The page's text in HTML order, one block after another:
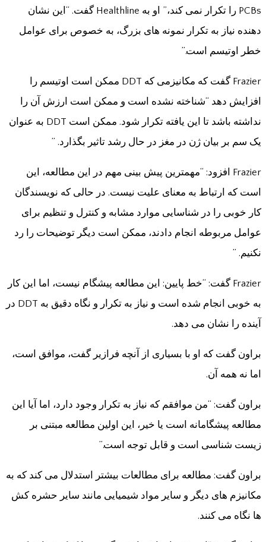
PCBs را تکرار نمی کند،” او به Healthline گفت. “این نشان
دهنده نیاز به تکرار نمونه های بزرگ، به خصوص برای عوامل
خطر اوتیسم است.”
Frazier گفت که مکانیزمی که DDT ممکن است اوتیسم را
افزایش دهد “شناخته نشده است و ممکن است ارزش آن را
نداشته باشد تا این یافته تکرار شود. ممکن است DDT به عنوان
یک سم بر بیان ژن در مغز در حال رشد تاثیر بگذارد. ”
Frazier افزود: “مهمترین پیش بینی مهم در این مطالعه، این
است که ارتباط به معنای علیت نیست. در حالی که نویسندگان
کار خوبی را در شناسایی موارد مشابه و کنترل و تنظیم برای
عوامل مربوطه انجام دادند، ممکن است دیگر توضیحات را رد
نکنیم. ”
Frazier گفت: “خط پایین: این مطالعه پیشگام نیست، اما این کار
به خوبی انجام شده است و نیاز به تکرار و نگاه دقیق به DDT در
آینده را نشان می دهد.
براون گفت که او با بسیاری از آنچه فرازیر گفت، موافق است،
اما نه همه آن.
براون گفت: “من موافقم که نیاز به تکرار وجود دارد، اما آیا این
مطالعه پیشگامانه است یا خیر، این اولین مطالعه مبتنی بر
زیست شناسی است و قابل توجه است.”
براون گفت: مطالعه برای مطالعات بیشتر استدلال می کند که به
مکانیزم های دیگر و سایر مواد شیمیایی مانند سایر حشره کش
ها نگاه می کنند.